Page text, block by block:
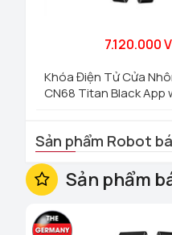
7.120.000
Khóa Điện Tử Cửa
CN68 Titan Black App
Sản phẩm Robot
Sản phẩm